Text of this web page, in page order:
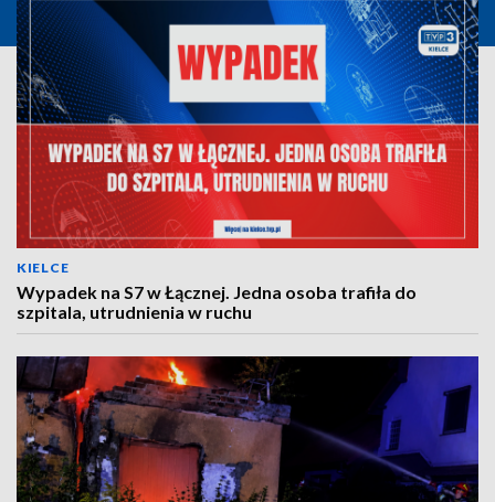
KIELCE
Wypadek na S7 w Łącznej. Jedna osoba trafiła do
szpitala, utrudnienia w ruchu